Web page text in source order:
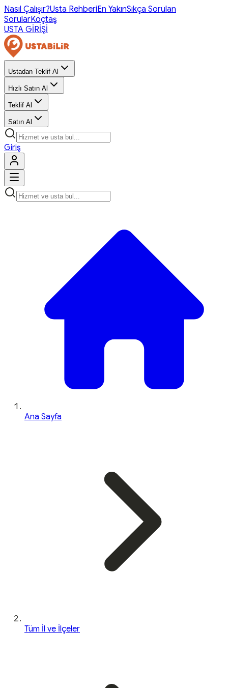
Nasıl Çalışır?Usta RehberiEn YakınSıkça Sorulan
SorularKoçtaş
USTA GİRİŞİ
Ustadan Teklif Al
Hızlı Satın Al
Teklif Al
Satın Al
Giriş
Ana Sayfa
Tüm İl ve İlçeler